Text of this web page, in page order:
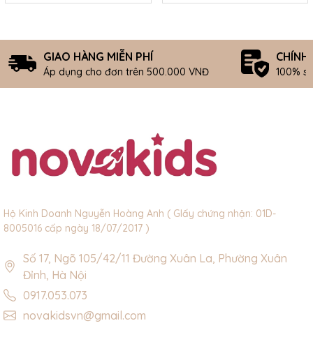
GIAO HÀNG MIỄN PHÍ
Áp dụng cho đơn trên 500.000 VNĐ
CHÍNH
100%
Hộ Kinh Doanh Nguyễn Hoàng Anh ( GIấy chứng nhận: 01D-
8005016 cấp ngày 18/07/2017 )
Số 17, Ngõ 105/42/11 Đường Xuân La, Phường Xuân
Đỉnh, Hà Nội
0917.053.073
novakidsvn@gmail.com